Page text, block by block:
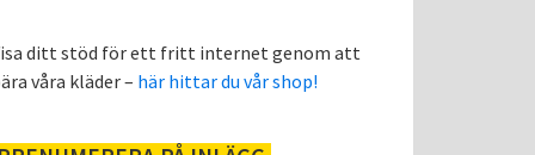
ditt stöd för ett fritt internet genom att
våra kläder – här hittar du vår shop!